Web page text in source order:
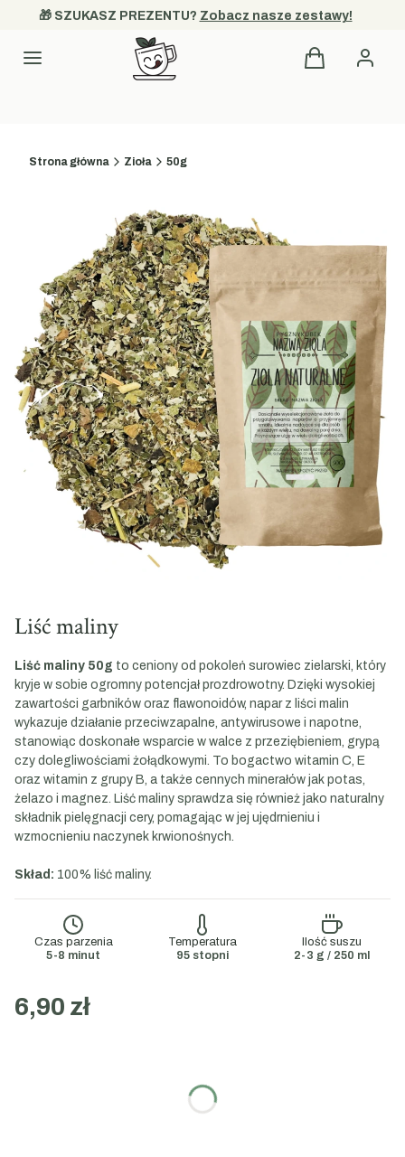
🎁 SZUKASZ PREZENTU? Zobacz nasze zestawy!
Kategorie Produkty w
Strona główna Zioła 50g
Liść maliny
Liść maliny 50g to ceniony od pokoleń surowiec zielarski, który
kryje w sobie ogromny potencjał prozdrowotny. Dzięki wysokiej
zawartości garbników oraz flawonoidów, napar z liści malin
wykazuje działanie przeciwzapalne, antywirusowe i napotne,
stanowiąc doskonałe wsparcie w walce z przeziębieniem, grypą
czy dolegliwościami żołądkowymi. To bogactwo witamin C, E
oraz witamin z grupy B, a także cennych minerałów jak potas,
żelazo i magnez. Liść maliny sprawdza się również jako naturalny
składnik pielęgnacji cery, pomagając w jej ujędrnieniu i
wzmocnieniu naczynek krwionośnych.
Skład: 100% liść maliny.
Czas parzenia
5-8 minut
Temperatura
95 stopni
Ilość suszu
2-3 g / 250 ml
6,90 zł
Poszczególne warianty mogą różnić się ceną